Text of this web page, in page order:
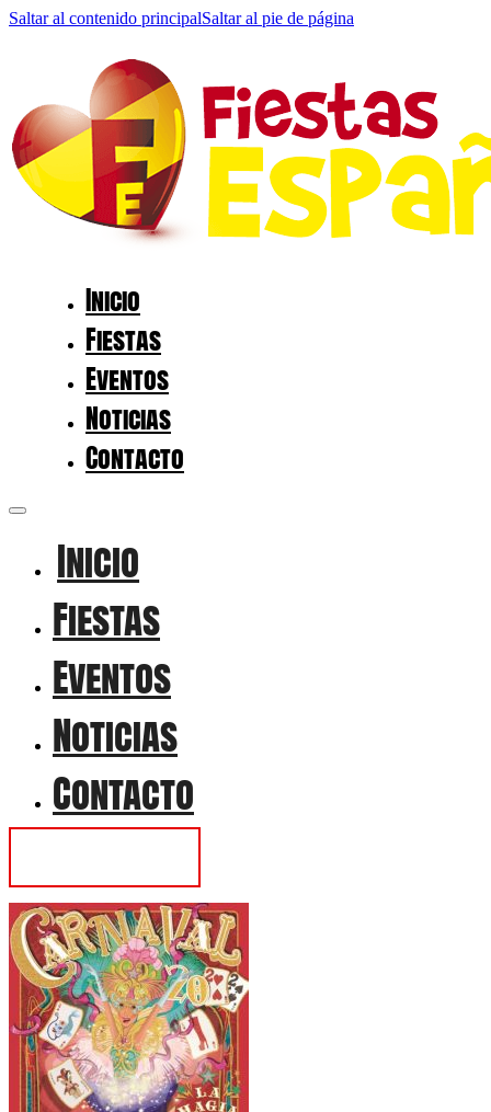
Saltar al contenido principalSaltar al pie de página
Inicio
Fiestas
Eventos
Noticias
Contacto
Inicio
Fiestas
Eventos
Noticias
Contacto